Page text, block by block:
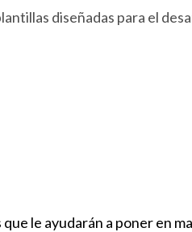
diseñadas para el
le ayudarán a poner en